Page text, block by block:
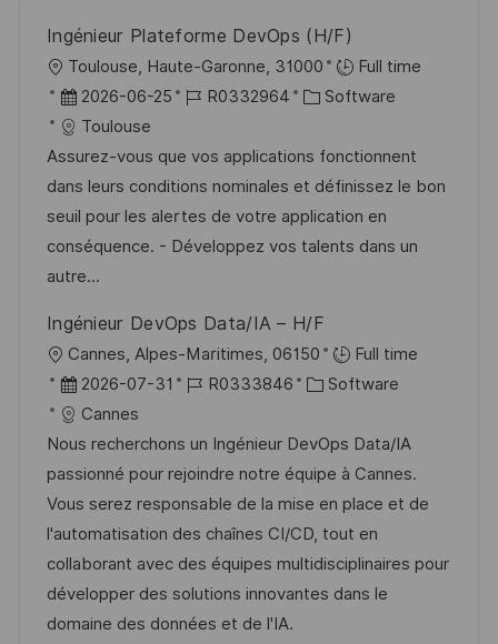
Ingénieur Plateforme DevOps (H/F)
O
r
t
Toulouse, Haute-Garonne, 31000
Full time
D
a
t
u
m
d
e
V
e
r
ö
f
f
e
n
t
l
i
2026-06-25
J
b
-
I
D
R0332964
K
t
e
g
o
e
Software
Toulouse
Assurez-vous que vos applications fonctionnent
dans leurs conditions nominales et définissez le bon
seuil pour les alertes de votre application en
conséquence. - Développez vos talents dans un
autre...
Ingénieur DevOps Data/IA – H/F
O
r
t
Cannes, Alpes-Maritimes, 06150
Full time
D
a
t
u
m
d
e
r
V
2026-07-31
J
b
-
I
D
R0333846
K
t
e
g
o
r
i
Software
Cannes
Nous recherchons un Ingénieur DevOps Data/IA
passionné pour rejoindre notre équipe à Cannes.
Vous serez responsable de la mise en place et de
l'automatisation des chaînes CI/CD, tout en
collaborant avec des équipes multidisciplinaires pour
développer des solutions innovantes dans le
domaine des données et de l'IA.